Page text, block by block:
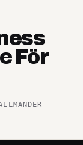
+
+
För